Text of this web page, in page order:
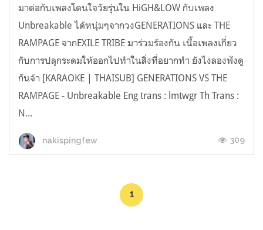
มาต่อกับเพลงโดนใจวัยรุ่นใน HiGH&LOW กับเพลง
Unbreakable ได้หนุ่มๆจากวงGENERATIONS และ THE
RAMPAGE จากEXILE TRIBE มาร่วมร้องกัน เนื้อเพลงเกี่ยว
กับการปลุกระดมให้ออกไปทำในสิ่งที่อยากทำ ยังไงลองฟังดู
กันจ้า [KARAOKE | THAISUB] GENERATIONS VS THE
RAMPAGE - Unbreakable Eng trans : lmtwgr Th Trans :
N...
nakispingfew 309
1